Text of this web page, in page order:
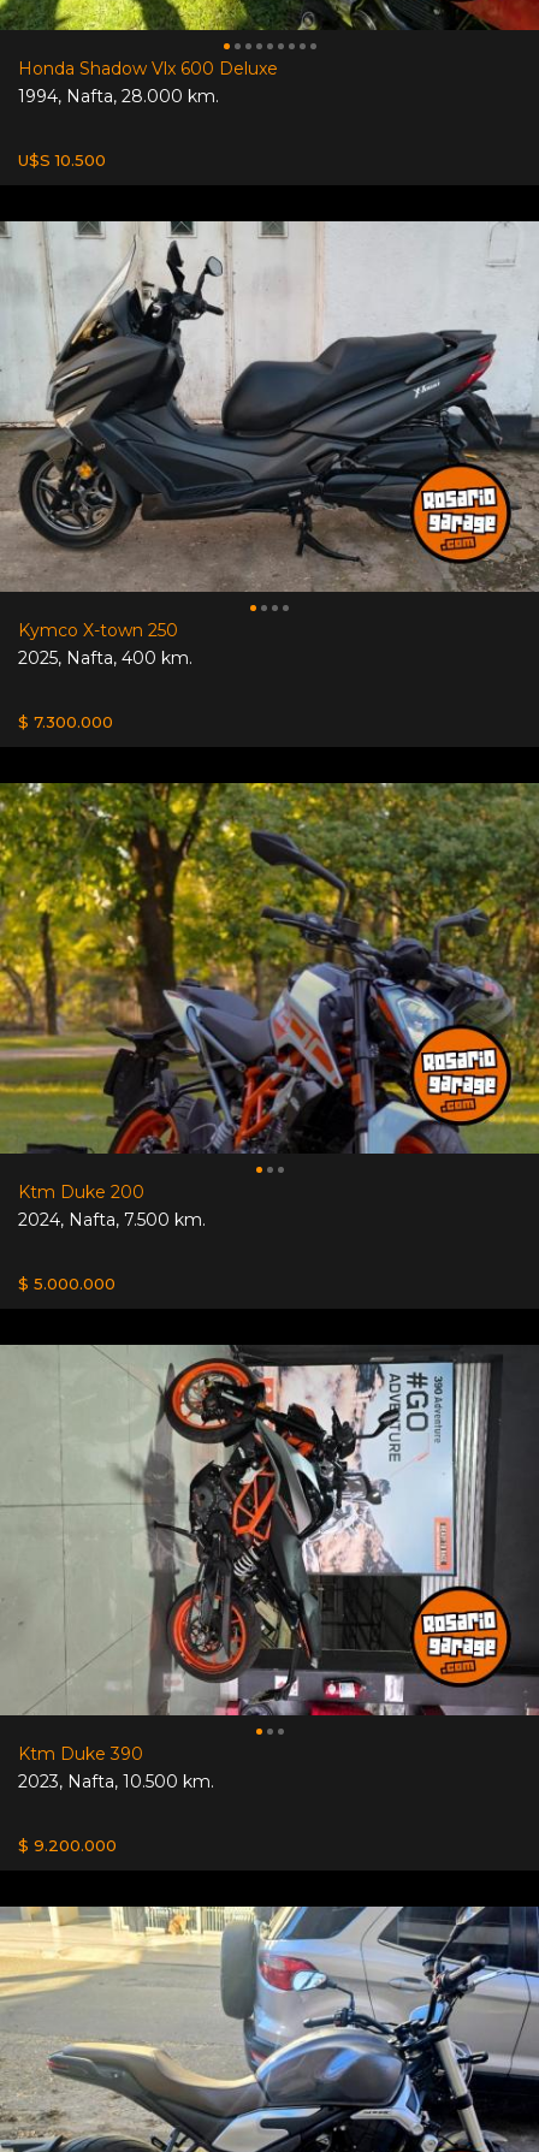
Honda Shadow Vlx 600 Deluxe
1994, Nafta, 28.000 km.
U$S 10.500
Kymco X-town 250
2025, Nafta, 400 km.
$ 7.300.000
Ktm Duke 200
2024, Nafta, 7.500 km.
$ 5.000.000
Ktm Duke 390
2023, Nafta, 10.500 km.
$ 9.200.000